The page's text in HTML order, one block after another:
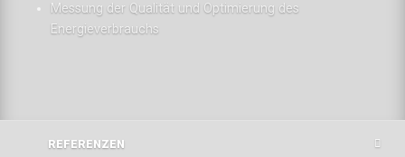
Messung der Qualität und Optimierung des
Energieverbrauchs
REFERENZEN